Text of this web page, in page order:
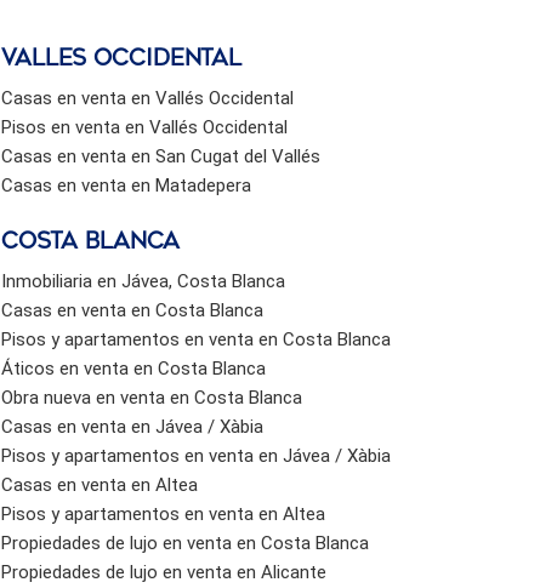
valles occidental
Casas en venta en Vallés Occidental
Pisos en venta en Vallés Occidental
Casas en venta en San Cugat del Vallés
Casas en venta en Matadepera
Costa Blanca
Inmobiliaria en Jávea, Costa Blanca
Casas en venta en Costa Blanca
Pisos y apartamentos en venta en Costa Blanca
Áticos en venta en Costa Blanca
Obra nueva en venta en Costa Blanca
Casas en venta en Jávea / Xàbia
Pisos y apartamentos en venta en Jávea / Xàbia
Casas en venta en Altea
Pisos y apartamentos en venta en Altea
Propiedades de lujo en venta en Costa Blanca
Propiedades de lujo en venta en Alicante